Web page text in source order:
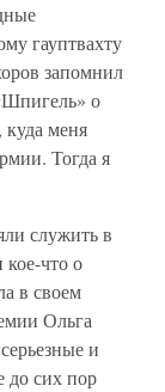
гауптвахту
запомнил
о
куда меня
Тогда я
служить в
что о
в своем
Ольга
и
до сих пор